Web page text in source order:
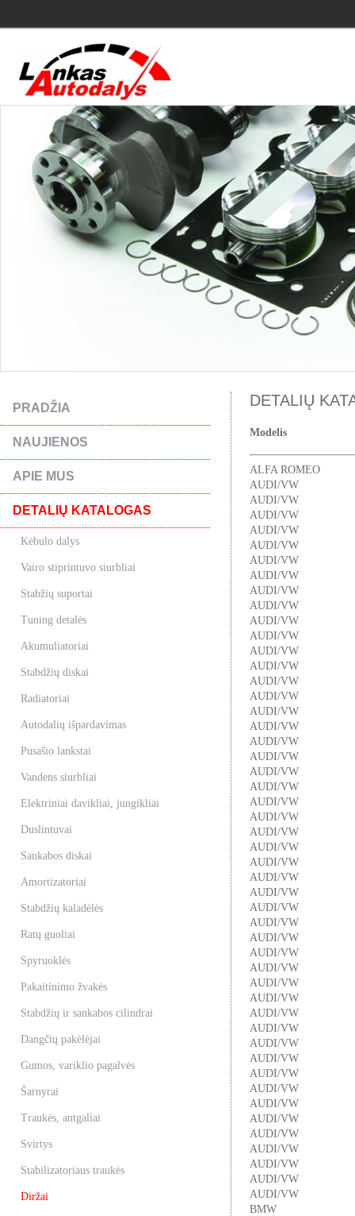
PRADŽIA
NAUJIENOS
APIE MUS
DETALIŲ KATALOGAS
Kėbulo dalys
Vairo stiprintuvo siurbliai
Stabžių suportai
Tuning detalės
Akumuliatoriai
Stabdžių diskai
Radiatoriai
Autodalių išpardavimas
Pusašio lankstai
Vandens siurbliai
Elektriniai davikliai, jungikliai
Duslintuvai
Sankabos diskai
Amortizatoriai
Stabdžių kaladėlės
Ratų guoliai
Spyruoklės
Pakaitinimo žvakės
Stabdžių ir sankabos cilindrai
Dangčių pakėlėjai
Gumos, variklio pagalvės
Šarnyrai
Traukės, antgaliai
Svirtys
Stabilizatoriaus traukės
Diržai
DETALIŲ
Modelis
ALFA ROMEO
AUDI/VW
AUDI/VW
AUDI/VW
AUDI/VW
AUDI/VW
AUDI/VW
AUDI/VW
AUDI/VW
AUDI/VW
AUDI/VW
AUDI/VW
AUDI/VW
AUDI/VW
AUDI/VW
AUDI/VW
AUDI/VW
AUDI/VW
AUDI/VW
AUDI/VW
AUDI/VW
AUDI/VW
AUDI/VW
AUDI/VW
AUDI/VW
AUDI/VW
AUDI/VW
AUDI/VW
AUDI/VW
AUDI/VW
AUDI/VW
AUDI/VW
AUDI/VW
AUDI/VW
AUDI/VW
AUDI/VW
AUDI/VW
AUDI/VW
AUDI/VW
AUDI/VW
AUDI/VW
AUDI/VW
AUDI/VW
AUDI/VW
AUDI/VW
AUDI/VW
AUDI/VW
AUDI/VW
AUDI/VW
BMW